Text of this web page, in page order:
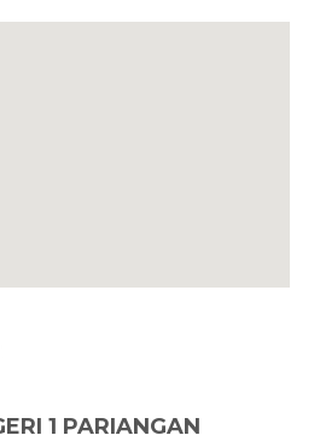
1 PARIANGAN